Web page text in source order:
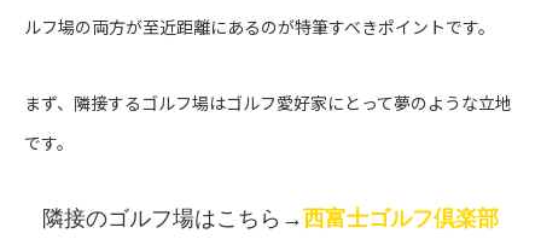
ルフ場の両方が至近距離にあるのが特筆すべきポイントです。
まず、隣接するゴルフ場はゴルフ愛好家にとって夢のような立地
です。
隣接のゴルフ場はこちら→西富士ゴルフ倶楽部